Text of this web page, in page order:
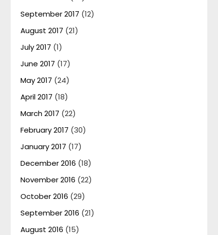
September 2017 (12)
August 2017 (21)
July 2017 (1)
June 2017 (17)
May 2017 (24)
April 2017 (18)
March 2017 (22)
February 2017 (30)
January 2017 (17)
December 2016 (18)
November 2016 (22)
October 2016 (29)
September 2016 (21)
August 2016 (15)